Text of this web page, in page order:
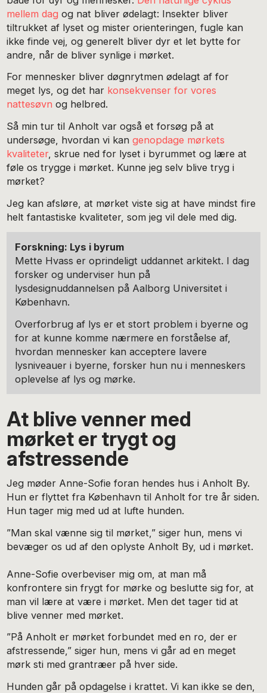
mellem dag og nat bliver ødelagt: Insekter bliver
tiltrukket af lyset og mister orienteringen, fugle kan
ikke finde vej, og generelt bliver dyr et let bytte for
andre, når de bliver synlige i mørket.
For mennesker bliver døgnrytmen ødelagt af for
meget lys, og det har konsekvenser for vores
nattesøvn og helbred.
Så min tur til Anholt var også et forsøg på at
undersøge, hvordan vi kangenopdage mørkets
kvaliteter, skrue ned for lyset i byrummet og lære at
føle os trygge i mørket. Kunne jeg selv blive tryg i
mørket?
Jeg kan afsløre, at mørket viste sig at have mindst fire
helt fantastiske kvaliteter, som jeg vil dele med dig.
Forskning: Lys i byrum
Mette Hvass er oprindeligt uddannet arkitekt. I dag
forsker og underviser hun på
lysdesignuddannelsen på Aalborg Universitet i
København.
Overforbrug af lys er et stort problem i byerne og
for at kunne komme nærmere en forståelse af,
hvordan mennesker kan acceptere lavere
lysniveauer i byerne, forsker hun nu i menneskers
oplevelse af lys og mørke.
At blive venner med
mørket er trygt og
afstressende
Jeg møder Anne-Sofie foran hendes hus i Anholt By.
Hun er flyttet fra København til Anholt for tre år siden.
Hun tager mig med ud at lufte hunden.
”Man skal vænne sig til mørket,” siger hun, mens vi
bevæger os ud af den oplyste Anholt By, ud i mørket.
Anne-Sofie overbeviser mig om, at man må
konfrontere sin frygt for mørke og beslutte sig for, at
man vil lære at være i mørket. Men det tager tid at
blive venner med mørket.
”På Anholt er mørket forbundet med en ro, der er
afstressende,” siger hun, mens vi går ad en meget
mørk sti med grantræer på hver side.
Hunden går på opdagelse i krattet. Vi kan ikke se den,